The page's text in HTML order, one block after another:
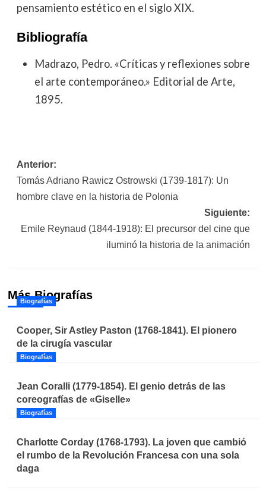
pensamiento estético en el siglo XIX.
Bibliografía
Madrazo, Pedro. «Críticas y reflexiones sobre
el arte contemporáneo.» Editorial de Arte,
1895.
Navegación
de
Anterior:
Tomás Adriano Rawicz Ostrowski (1739-1817): Un
hombre clave en la historia de Polonia
Siguiente:
Emile Reynaud (1844-1918): El precursor del cine que
iluminó la historia de la animación
Más Biografías
Biografías
Cooper, Sir Astley Paston (1768-1841). El pionero
de la cirugía vascular
Biografías
Jean Coralli (1779-1854). El genio detrás de las
coreografías de «Giselle»
Biografías
Charlotte Corday (1768-1793). La joven que cambió
el rumbo de la Revolución Francesa con una sola
daga